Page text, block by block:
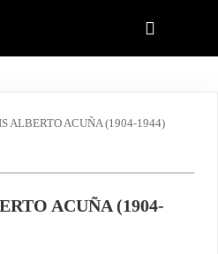
ALBERTO ACUÑA (1904-1944)
ACUÑA (1904-